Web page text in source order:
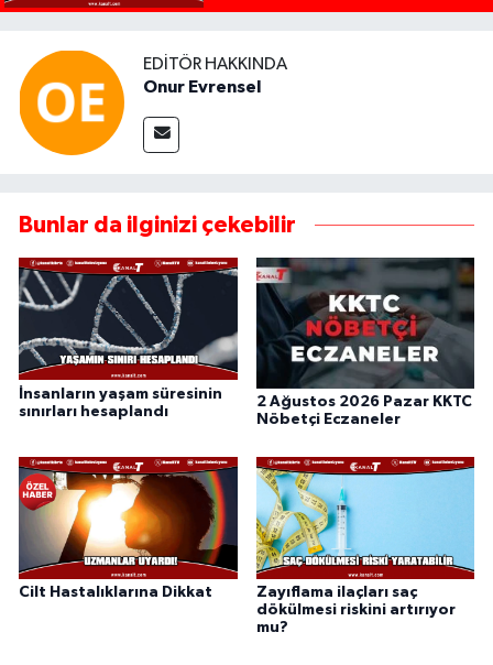
EDITÖR HAKKINDA
Onur Evrensel
Bunlar da ilginizi çekebilir
İnsanların yaşam süresinin
sınırları hesaplandı
2 Ağustos 2026 Pazar KKTC
Nöbetçi Eczaneler
Cilt Hastalıklarına Dikkat
Zayıflama ilaçları saç
dökülmesi riskini artırıyor
mu?